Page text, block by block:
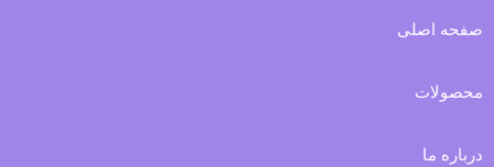
صفحه اصلی
محصولات
درباره ما